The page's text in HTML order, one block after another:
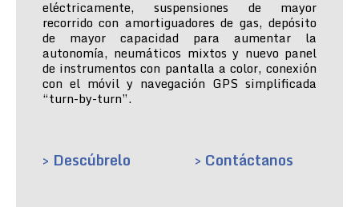
eléctricamente, suspensiones de mayor
recorrido con amortiguadores de gas, depósito
de mayor capacidad para aumentar la
autonomía, neumáticos mixtos y nuevo panel
de instrumentos con pantalla a color, conexión
con el móvil y navegación GPS simplificada
“turn-by-turn”.
> Descúbrelo > Contáctanos